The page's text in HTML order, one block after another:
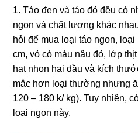
1. Táo đen và táo đỏ đều có
ngon và chất lượng khác
hỏi để mua loại táo ngon,
cm, vỏ có màu nâu đỏ, lớp
hạt nhọn hai đầu và kích
mắc hơn loại thường nhưng
120 – 180 k/ kg). Tuy nhiên,
loại ngon này.